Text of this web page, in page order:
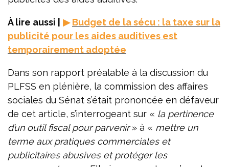
À lire aussi | ▶Budget de la sécu : la taxe sur la
publicité pour les aides auditives est
temporairement adoptée
Dans son rapport préalable à la discussion du
PLFSS en plénière, la commission des affaires
sociales du Sénat s’était prononcée en défaveur
de cet article, s’interrogeant sur « la pertinence
d’un outil fiscal pour parvenir» à « mettre un
terme aux pratiques commerciales et
publicitaires abusives et protéger les